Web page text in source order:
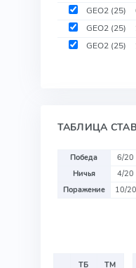
GEO2 (25)
GEO2 (25)
GEO2 (25)
ТАБЛИЦА
Победа
6/20
Ничья
4/20
Поражение
10/20
ТБ
ТМ